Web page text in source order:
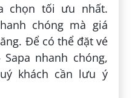
chọn tối ưu nhất.
chóng mà giá
Để có thể đặt vé
nhanh chóng,
khách cần lưu ý